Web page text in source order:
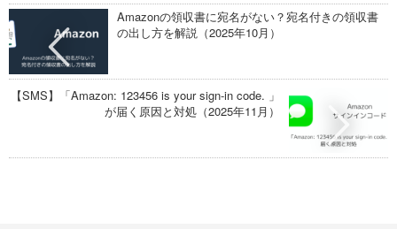
Amazonの領収書に宛名がない？宛名付きの領収書
の出し方を解説（2025年10月）
【SMS】「Amazon: 123456 is your sign-in code. 」
が届く原因と対処（2025年11月）